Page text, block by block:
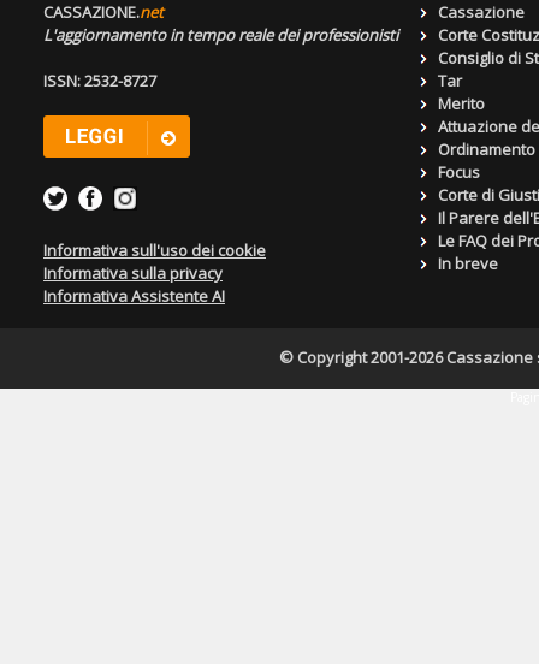
CASSAZIONE.net
L'aggiornamento in tempo reale dei professionisti
ISSN: 2532-8727
Informativa sull'uso dei cookie
Informativa sulla privacy
Informativa Assistente AI
Cassazione
Corte
Consiglio di
Tar
Merito
Attuazione
Focus
Corte di
Il Parere
Le FAQ dei
In breve
© Copyright 2001-2026 Cassazione